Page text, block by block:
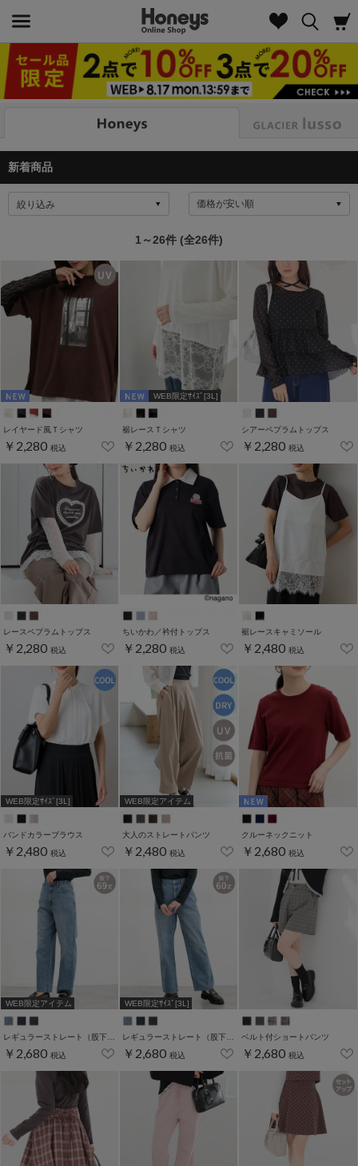
新着商品
絞り込み
1～26件 (全26件)
レイヤード風Ｔシャツ
￥2,280 税込
WEB限定ｻｲｽﾞ[3L]
裾レースＴシャツ
￥2,280 税込
シアーペプラムトップス
￥2,280 税込
レースペプラムトップス
￥2,280 税込
ちいかわ／衿付トップス
￥2,280 税込
裾レースキャミソール
￥2,480 税込
WEB限定ｻｲｽﾞ[3L]
バンドカラーブラウス
￥2,480 税込
WEB限定アイテム
大人のストレートパンツ
￥2,480 税込
クルーネックニット
￥2,680 税込
WEB限定アイテム
レギュラーストレート（股下６９ｃｍ）
￥2,680 税込
WEB限定ｻｲｽﾞ[3L]
レギュラーストレート（股下６０ｃｍ）
￥2,680 税込
ベルト付ショートパンツ
￥2,680 税込